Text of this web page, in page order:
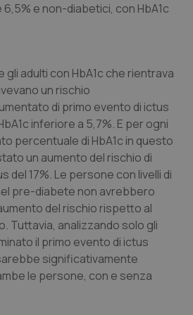
e non-diabetici, con HbA1c
adulti con HbA1c che rientrava
un rischio
di primo evento di ictus
inferiore a 5,7%. E per ogni
percentuale di HbA1c in questo
un aumento del rischio di
del 17%. Le persone con livelli di
pre-diabete non avrebbero
del rischio rispetto al
Tuttavia, analizzando solo gli
il primo evento di ictus
significativamente
le persone, con e senza